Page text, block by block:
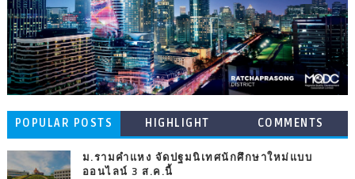
POPULAR POSTS HIGHLIGHT COMMENTS
ม.รามคำแหง จัดปฐมนิเทศนักศึกษาใหม่แบบ
ออนไลน์ 3 ส.ค.นี้